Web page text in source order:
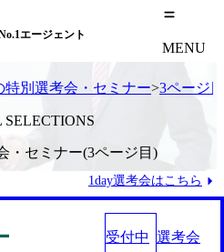
エージェント
MENU
特別選考会・セミナー>3ページ目
SELECTIONS
・セミナー(3ページ目)
1day選考会はこちら
受付中 選考会